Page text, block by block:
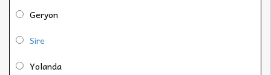
Geryon
Sire
Yolanda